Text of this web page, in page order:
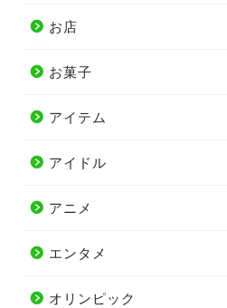
お店
お菓子
アイテム
アイドル
アニメ
エンタメ
オリンピック